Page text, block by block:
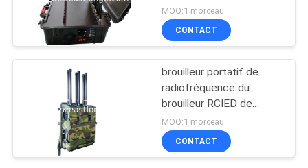
Talkie signal brouilleur
portable 60W haute
puissance
MOQ:1 morceau
CONTACT
brouilleur portatif de
radiofréquence du
brouilleur RCIED de
téléphone portable de
radio de 80m
MOQ:1 morceau
CONTACT